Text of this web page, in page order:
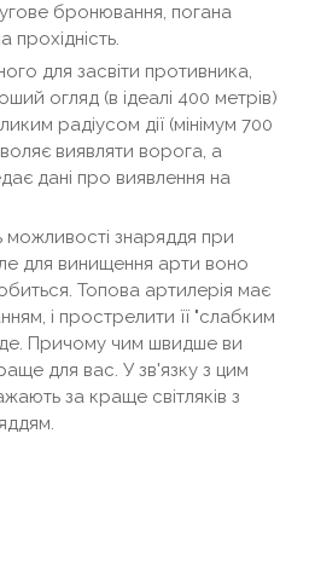
бронювання, погана
прохідність.
для засвіти противника,
огляд (в ідеалі 400 метрів)
радіусом дії (мінімум 700
виявляти ворога, а
дані про виявлення на
можливості знаряддя при
для винищення арти воно
Топова артилерія має
і прострелити її "слабким
Причому чим швидше ви
для вас. У зв'язку з цим
за краще світляків з